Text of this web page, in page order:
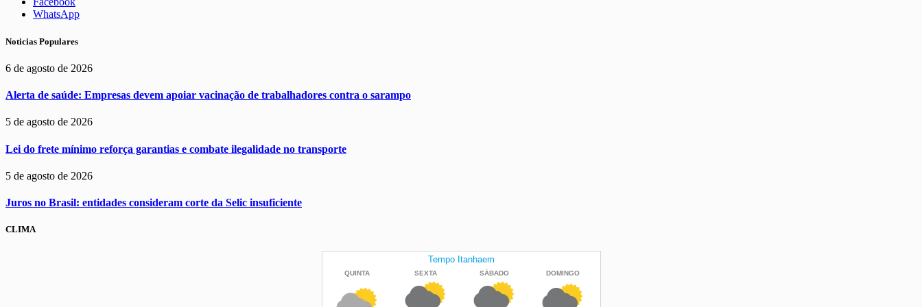
WhatsApp
Noticias Populares
6 de agosto de 2026
Alerta de saúde: Empresas devem apoiar vacinação de trabalhadores contra o sarampo
5 de agosto de 2026
Lei do frete mínimo reforça garantias e combate ilegalidade no transporte
5 de agosto de 2026
Juros no Brasil: entidades consideram corte da Selic insuficiente
CLIMA